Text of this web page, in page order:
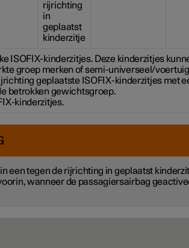
rijrichting
in
geplaatst
kinderzitje
ISOFIX-kinderzitjes. Deze kinderzitjes
groep merken of semi-universeel/
geplaatste ISOFIX-kinderzitjes met
betrokken gewichtsgroep.
kinderzitjes.
een tegen de rijrichting in geplaatst
wanneer de passagiersairbag